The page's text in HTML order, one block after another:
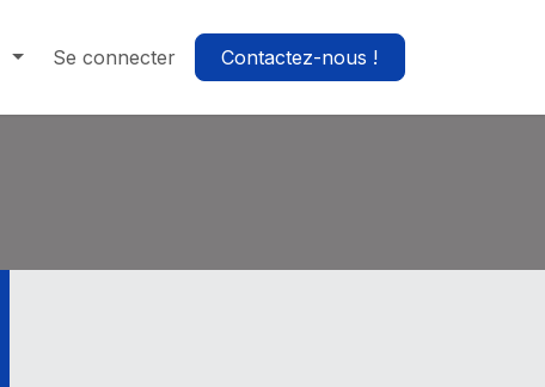
Se connecter Contactez-nous !